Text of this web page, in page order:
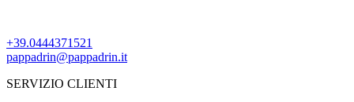
+39.0444371521
pappadrin@pappadrin.it
SERVIZIO CLIENTI